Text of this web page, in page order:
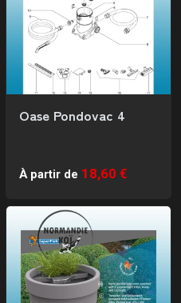
Oase Pondovac 4
À partir de 18,60 €